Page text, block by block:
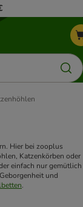
Hier bei zooplus
Katzenkörben oder
einfach nur gemütlich
und
.